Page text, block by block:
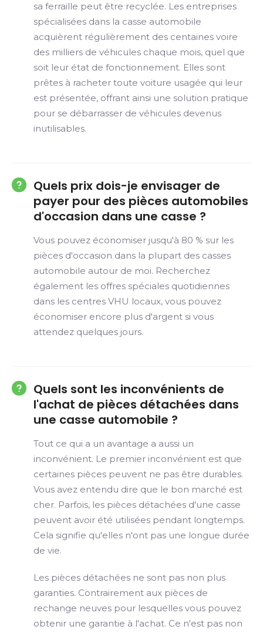
sa ferraille peut être recyclée. Les entreprises
spécialisées dans la casse automobile
acquièrent régulièrement des centaines voire
des milliers de véhicules chaque mois, quel que
soit leur état de fonctionnement. Elles sont
prêtes à racheter toute voiture usagée qui leur
est présentée, offrant ainsi une solution pratique
pour se débarrasser de véhicules devenus
inutilisables.
Quels prix dois-je envisager de
payer pour des pièces automobiles
d'occasion dans une casse ?
Vous pouvez économiser jusqu'à 80 % sur les
pièces d'occasion dans la plupart des casses
automobile autour de moi. Recherchez
également les offres spéciales quotidiennes
dans les centres VHU locaux, vous pouvez
économiser encore plus d'argent si vous
attendez quelques jours.
Quels sont les inconvénients de
l'achat de pièces détachées dans
une casse automobile ?
Tout ce qui a un avantage a aussi un
inconvénient. Le premier inconvénient est que
certaines pièces peuvent ne pas être durables.
Vous avez entendu dire que le bon marché est
cher. Parfois, les pièces détachées d'une casse
peuvent avoir été utilisées pendant longtemps.
Cela signifie qu'elles n'ont pas une longue durée
de vie.
Les pièces détachées ne sont pas non plus
garanties. Contrairement aux pièces de
rechange neuves pour lesquelles vous pouvez
obtenir une garantie à l'achat. Ce n'est pas non